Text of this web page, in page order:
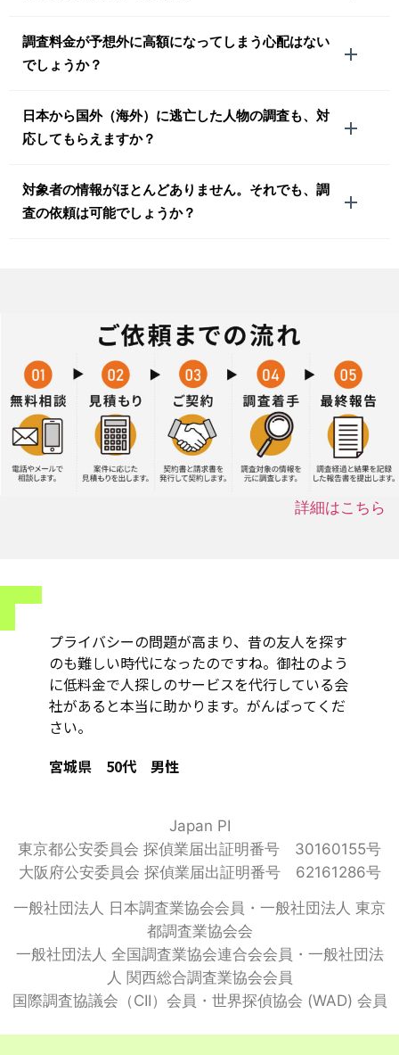
調査料金が予想外に高額になってしまう心配はない
でしょうか？
日本から国外（海外）に逃亡した人物の調査も、対
応してもらえますか？
対象者の情報がほとんどありません。それでも、調
査の依頼は可能でしょうか？
詳細はこちら
プライバシーの問題が高まり、昔の友人を探す
のも難しい時代になったのですね。御社のよう
に低料金で人探しのサービスを代行している会
社があると本当に助かります。がんばってくだ
さい。
宮城県 50代 男性
Japan PI
東京都公安委員会 探偵業届出証明番号 30160155号
大阪府公安委員会 探偵業届出証明番号 62161286号
一般社団法人 日本調査業協会会員・一般社団法人 東京
都調査業協会会
一般社団法人 全国調査業協会連合会会員・一般社団法
人 関西総合調査業協会会員
国際調査協議会（CII）会員・世界探偵協会 (WAD) 会員